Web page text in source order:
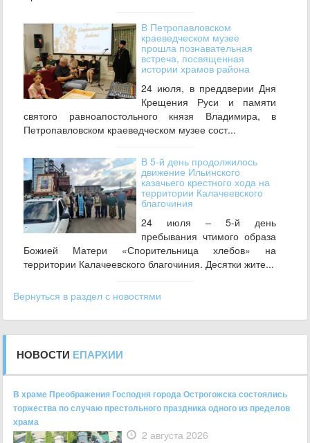
В Петропавловском
краеведческом музее
прошла познавательная
встреча, посвященная
истории храмов района
24 июля, в преддверии Дня
Крещения Руси и памяти
святого равноапостольного князя Владимира, в
Петропавловском краеведческом музее сост...
В 5-й день продолжилось
движение Ильинского
казачьего крестного хода на
территории Калачеевского
благочиния
24 июля – 5-й день
пребывания чтимого образа
Божией Матери «Спорительница хлебов» на
территории Калачеевского благочиния. Десятки жите...
Вернуться в раздел с новостями
НОВОСТИ ЕПАРХИИ
В храме Преображения Господня города Острогожска состоялись
торжества по случаю престольного праздника одного из пределов
храма
2 августа 2026